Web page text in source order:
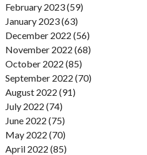
February 2023 (59)
January 2023 (63)
December 2022 (56)
November 2022 (68)
October 2022 (85)
September 2022 (70)
August 2022 (91)
July 2022 (74)
June 2022 (75)
May 2022 (70)
April 2022 (85)